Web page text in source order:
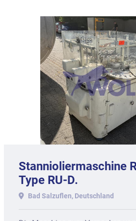
Stannioliermaschine
Type RU-D.
Bad Salzuflen, Deutschland